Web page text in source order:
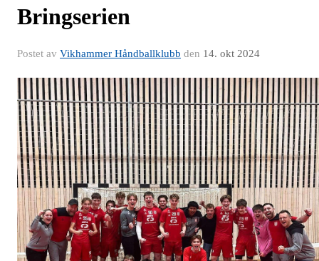
Bringserien
Postet av Vikhammer Håndballklubb den 14. okt 2024